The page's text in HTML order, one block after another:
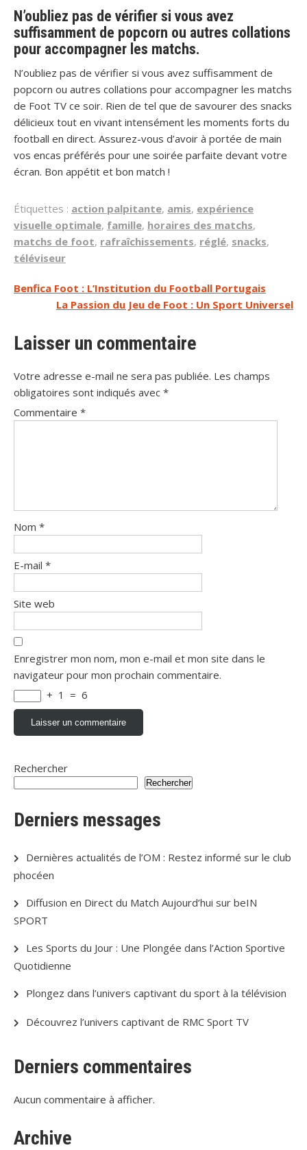
N’oubliez pas de vérifier si vous avez
suffisamment de popcorn ou autres collations
pour accompagner les matchs.
N’oubliez pas de vérifier si vous avez suffisamment de
popcorn ou autres collations pour accompagner les matchs
de Foot TV ce soir. Rien de tel que de savourer des snacks
délicieux tout en vivant intensément les moments forts du
football en direct. Assurez-vous d’avoir à portée de main
vos encas préférés pour une soirée parfaite devant votre
écran. Bon appétit et bon match !
Étiquettes : action palpitante, amis, expérience
visuelle optimale, famille, horaires des matchs,
matchs de foot, rafraîchissements, réglé, snacks,
téléviseur
Navigation
l’article
Benfica Foot : L’Institution du Football Portugais
La Passion du Jeu de Foot : Un Sport Universel
Laisser un commentaire
Votre adresse e-mail ne sera pas publiée. Les champs
obligatoires sont indiqués avec *
Commentaire *
Nom *
E-mail *
Site web
Enregistrer mon nom, mon e-mail et mon site dans le
navigateur pour mon prochain commentaire.
+ 1 = 6
Rechercher
Rechercher
Derniers messages
Dernières actualités de l’OM : Restez informé sur le club
phocéen
Diffusion en Direct du Match Aujourd’hui sur beIN
SPORT
Les Sports du Jour : Une Plongée dans l’Action Sportive
Quotidienne
Plongez dans l’univers captivant du sport à la télévision
Découvrez l’univers captivant de RMC Sport TV
Derniers commentaires
Aucun commentaire à afficher.
Archive